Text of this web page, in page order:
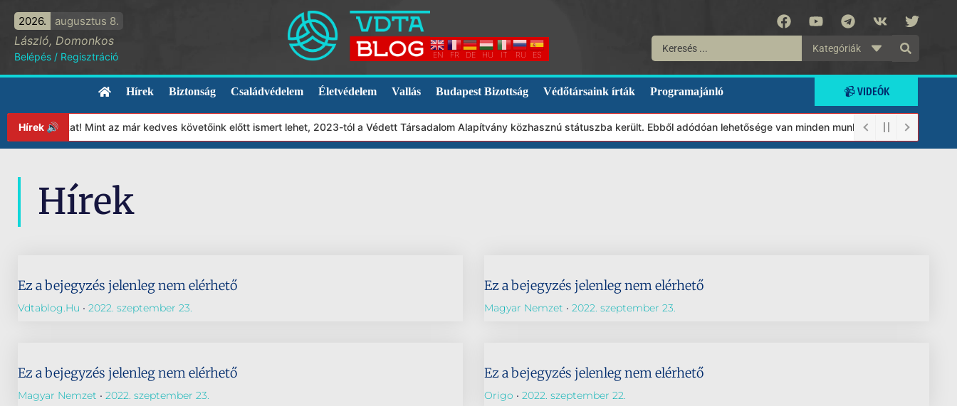
2026. augusztus 8.
László, Domonkos
Belépés / Regisztráció EN FR DE HU IT RU ES
Kategóriák
Hírek Biztonság Családvédelem Életvédelem Vallás Budapest Bizottság Védőtársaink írták Programajánló 📹 VIDEÓK
Hírek 🔊 Mint az már kedves követőink előtt ismert lehet, 2023-tól a Védett Társadalom Alapítvány közhasznú státuszba került. Ebből adódóan lehetősége van minden munkánkat segíteni
Hírek
Ez a bejegyzés jelenleg nem elérhető
Vdtablog.hu 2022. szeptember 23.
Ez a bejegyzés jelenleg nem elérhető
Magyar Nemzet 2022. szeptember 23.
Ez a bejegyzés jelenleg nem elérhető
Magyar Nemzet 2022. szeptember 23.
Ez a bejegyzés jelenleg nem elérhető
Origo 2022. szeptember 22.